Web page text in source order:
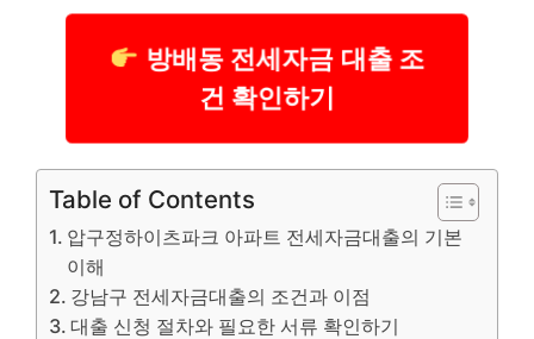
방배동 전세자금 대출 조
건 확인하기
Table of Contents
압구정하이츠파크 아파트 전세자금대출의 기본
이해
강남구 전세자금대출의 조건과 이점
대출 신청 절차와 필요한 서류 확인하기